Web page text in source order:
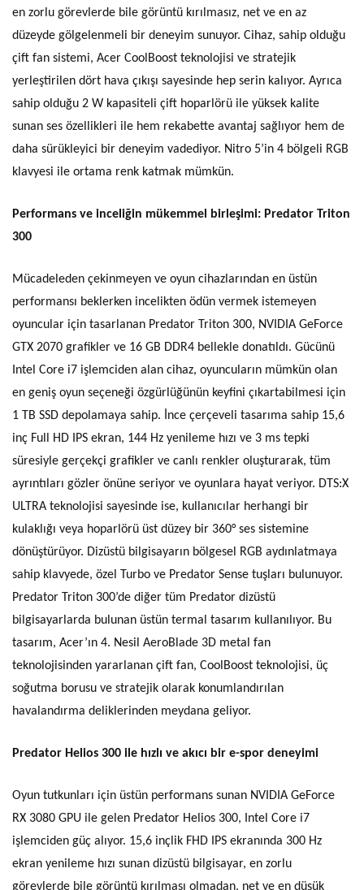
en zorlu görevlerde bile görüntü kırılmasız, net ve en az
düzeyde gölgelenmeli bir deneyim sunuyor. Cihaz, sahip olduğu
çift fan sistemi, Acer CoolBoost teknolojisi ve stratejik
yerleştirilen dört hava çıkışı sayesinde hep serin kalıyor. Ayrıca
sahip olduğu 2 W kapasiteli çift hoparlörü ile yüksek kalite
sunan ses özellikleri ile hem rekabette avantaj sağlıyor hem de
daha sürükleyici bir deneyim vadediyor. Nitro 5’in 4 bölgeli RGB
klavyesi ile ortama renk katmak mümkün.
Performans ve inceliğin mükemmel birleşimi: Predator Triton
300
Mücadeleden çekinmeyen ve oyun cihazlarından en üstün
performansı beklerken incelikten ödün vermek istemeyen
oyuncular için tasarlanan Predator Triton 300, NVIDIA GeForce
GTX 2070 grafikler ve 16 GB DDR4 bellekle donatıldı. Gücünü
Intel Core i7 işlemciden alan cihaz, oyuncuların mümkün olan
en geniş oyun seçeneği özgürlüğünün keyfini çıkartabilmesi için
1 TB SSD depolamaya sahip. İnce çerçeveli tasarıma sahip 15,6
inç Full HD IPS ekran, 144 Hz yenileme hızı ve 3 ms tepki
süresiyle gerçekçi grafikler ve canlı renkler oluşturarak, tüm
ayrıntıları gözler önüne seriyor ve oyunlara hayat veriyor. DTS:X
ULTRA teknolojisi sayesinde ise, kullanıcılar herhangi bir
kulaklığı veya hoparlörü üst düzey bir 360° ses sistemine
dönüştürüyor. Dizüstü bilgisayarın bölgesel RGB aydınlatmaya
sahip klavyede, özel Turbo ve Predator Sense tuşları bulunuyor.
Predator Triton 300’de diğer tüm Predator dizüstü
bilgisayarlarda bulunan üstün termal tasarım kullanılıyor. Bu
tasarım, Acer’ın 4. Nesil AeroBlade 3D metal fan
teknolojisinden yararlanan çift fan, CoolBoost teknolojisi, üç
soğutma borusu ve stratejik olarak konumlandırılan
havalandırma deliklerinden meydana geliyor.
Predator Helios 300 ile hızlı ve akıcı bir e-spor deneyimi
Oyun tutkunları için üstün performans sunan NVIDIA GeForce
RX 3080 GPU ile gelen Predator Helios 300, Intel Core i7
işlemciden güç alıyor. 15,6 inçlik FHD IPS ekranında 300 Hz
ekran yenileme hızı sunan dizüstü bilgisayar, en zorlu
görevlerde bile görüntü kırılması olmadan, net ve en düşük